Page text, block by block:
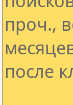
проч.,
после